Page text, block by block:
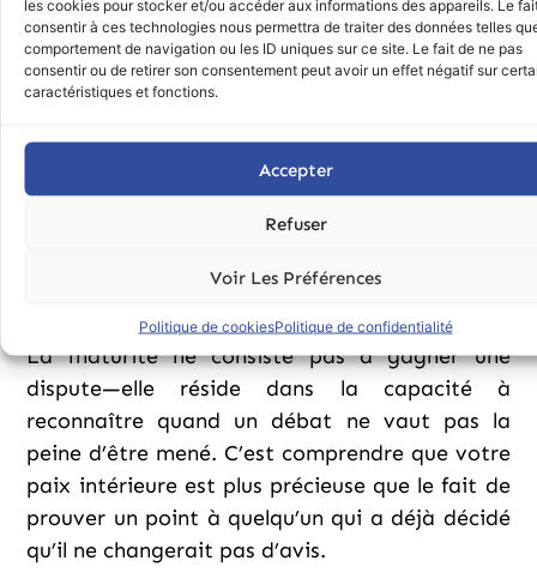
les cookies pour stocker et/ou accéder aux informations des appareils. Le
consentir à ces technologies nous permettra de traiter des données telles
comportement de navigation ou les ID uniques sur ce site. Le fait de ne pas
consentir ou de retirer son consentement peut avoir un effet négatif sur
caractéristiques et fonctions.
Accepter
Refuser
Voir Les Préférences
Politique de cookiesPolitique de confidentialité
qui valorise la croissance et la compréhension,
peut être enrichissant—même si vous n’êtes
pas d’accord. Mais essayer de raisonner avec
propres croyances ? C’est comme parler à un
mur. Peu importe combien de logique ou de
parce que vous avez tort, mais parce qu’elle
La maturité ne consiste pas à gagner une
dispute—elle réside dans la capacité à
reconnaître quand un débat ne vaut pas la
peine d’être mené. C’est comprendre que votre
paix intérieure est plus précieuse que le fait de
prouver un point à quelqu’un qui a déjà décidé
qu’il ne changerait pas d’avis.